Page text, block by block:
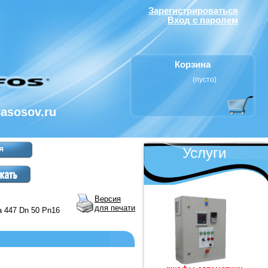
Зарегистрироваться
Вход с паролем
Корзина
(пусто)
Услуги
447 Dn 50 Pn16
Версия
для печати